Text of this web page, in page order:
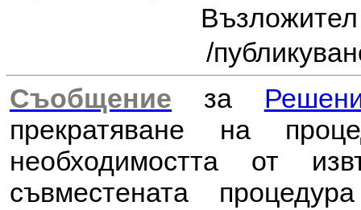
/
Съобщение за
прекратяване на
необходимостта от
съвместената